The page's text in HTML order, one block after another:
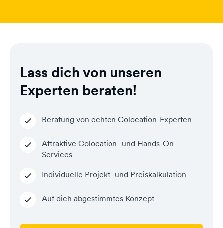
Lass dich von unseren
Experten beraten!
Beratung von echten Colocation-Experten
Attraktive Colocation- und Hands-On-
Services
Individuelle Projekt- und Preiskalkulation
Auf dich abgestimmtes Konzept